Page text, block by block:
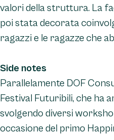
valori della struttura. La
poi stata decorata
ragazzi e le ragazze che
Side notes
Parallelamente DOF
Festival Futuribili, che ha
svolgendo diversi
occasione del primo